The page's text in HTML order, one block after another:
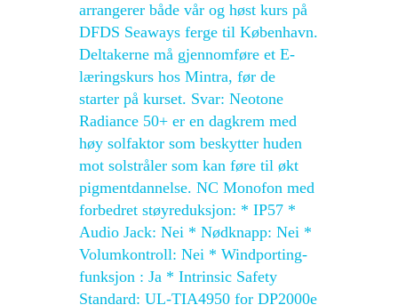
arrangerer både vår og høst kurs på
DFDS Seaways ferge til København.
Deltakerne må gjennomføre et E-
læringskurs hos Mintra, før de
starter på kurset. Svar: Neotone
Radiance 50+ er en dagkrem med
høy solfaktor som beskytter huden
mot solstråler som kan føre til økt
pigmentdannelse. NC Monofon med
forbedret støyreduksjon: * IP57 *
Audio Jack: Nei * Nødknapp: Nei *
Volumkontroll: Nei * Windporting-
funksjon : Ja * Intrinsic Safety
Standard: UL-TIA4950 for DP2000e